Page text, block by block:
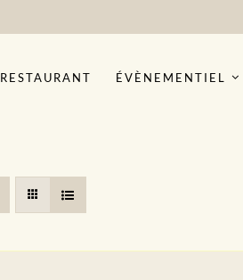
RESTAURANT ÉVÈNEMENTIEL